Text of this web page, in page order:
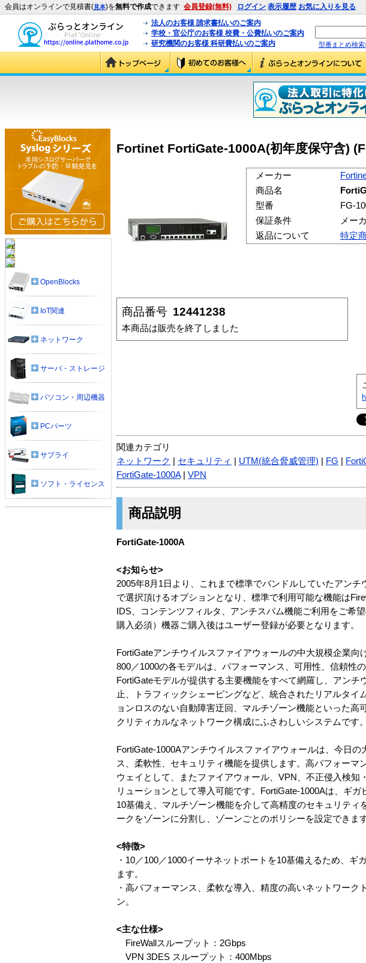
会員はオンラインで見積書(見本)を無料で作成できます 会員登録(無料) ログイン 表示履歴 お気に入りを見る
法人のお客様 請求書払いのご案内
学校・官公庁のお客様 校費・公費払いのご案内
研究機関のお客様 科研費払いのご案内
型番まとめ検索
Fortinet FortiGate-1000A(初年度保守含)
メーカー
商品名
型番
FG-
保証条件
メー
返品について
特定
商品番号 12441238
本商品は販売を終了しました
関連カテゴリ
ネットワーク
セキュリティ UTM(統合脅威管理) FG
FortiGate-1000A| VPN
商品説明
FortiGate-1000A
<お知らせ>
2005年8月1日より、これまで標準でバンドルしていたアン
で選択頂けるオプションとなり、標準で利用可能な機能は
IDS、コンテンツフィルタ、アンチスパム機能ご利用をご希
購入必須）機器ご購入後はユーザー登録が必要となります。
FortiGateアンチウイルスファイアウォールの中大規模企業向
800／1000の各モデルは、パフォーマンス、可用性、信頼性
FortiGateモデルが提供する主要機能をすべて網羅し、アン
止、トラフィックシェーピングなど、統合されたリアルタ
ョンロスのない自動障害迂回、マルチゾーン機能といった
クリティカルなネットワーク構成にふさわしいシステムです。
FortiGate-1000Aアンチウイルスファイアウォールは、今日
ス、柔軟性、セキュリティ機能を提供します。高パフォー
ウェイとして、またファイアウォール、VPN、不正侵入検
リューションとして導入可能です。FortiGate-1000Aは、ギ
10基備え、マルチゾーン機能を介して高精度のセキュリテ
ークをゾーンに分割し、ゾーンごとのポリシーを設定できます
<特徴>
・10／100／1000イーサネットポートを10基備えるため、
ます。
・高パフォーマンス、柔軟な導入、精度の高いネットワー
ン。
<主な仕様>
FireWallスループット：2Gbps
VPN 3DES スループット：400Mbps
OpenBlocks
IoT関連
ネットワーク
サーバ・ストレージ
パソコン・周辺機器
PCパーツ
サプライ
ソフト・ライセンス